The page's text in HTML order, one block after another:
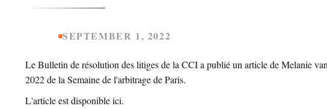
SEPTEMBER 1, 2022
Le Bulletin de résolution des litiges de la CCI a publié un article de Melanie
2022 de la Semaine de l'arbitrage de Paris.
L'article est disponibleici.